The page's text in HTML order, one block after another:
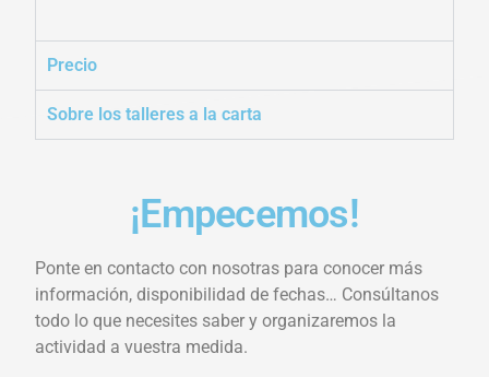
Precio
Sobre los talleres a la carta
¡Empecemos!
Ponte en contacto con nosotras para conocer más
información, disponibilidad de fechas… Consúltanos
todo lo que necesites saber y organizaremos la
actividad a vuestra medida.